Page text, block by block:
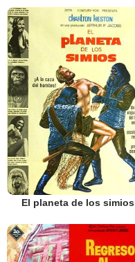
El planeta de los simios